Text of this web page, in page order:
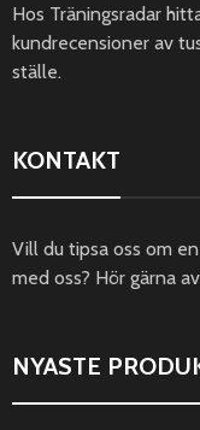
Hos Träningsradar
kundrecensioner av
ställe.
KONTAKT
Vill du tipsa oss om
med oss? Hör gärna
NYASTE